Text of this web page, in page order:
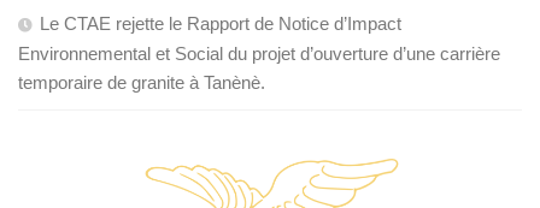
Le CTAE rejette le Rapport de Notice d’Impact
Environnemental et Social du projet d’ouverture d’une carrière
temporaire de granite à Tanènè.